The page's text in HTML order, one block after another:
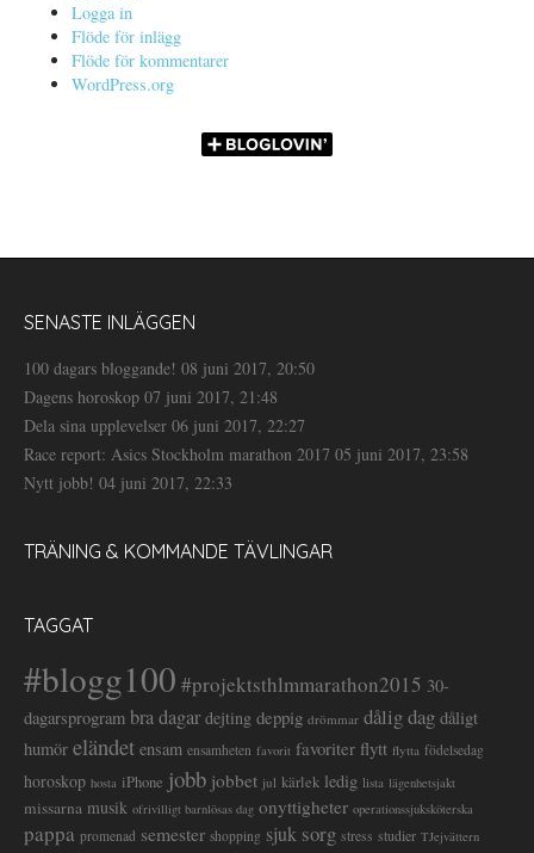
Logga in
Flöde för inlägg
Flöde för kommentarer
WordPress.org
SENASTE INLÄGGEN
100 dagars bloggande! 08 juni 2017, 20:50
Dagens horoskop 07 juni 2017, 21:48
Dela sina upplevelser 06 juni 2017, 22:27
Race report: Asics Stockholm marathon 2017 05 juni 2017, 23:58
Nytt jobb! 04 juni 2017, 22:33
TRÄNING & KOMMANDE TÄVLINGAR
TAGGAT
#blogg100 #projektsthlmmarathon2015 30-
dagarsprogram bra dagar dejting deppig drömmar dålig dag dåligt
humör eländet ensam ensamheten favorit favoriter flytt flytta födelsedag
horoskop hosta iPhone jobb jobbet jul kärlek ledig lista lägenhetsjakt
missarna musik ofrivilligt barnlösas dag onyttigheter operationssjuksköterska
pappa promenad semester shopping sjuk sorg stress studier TJejvättern